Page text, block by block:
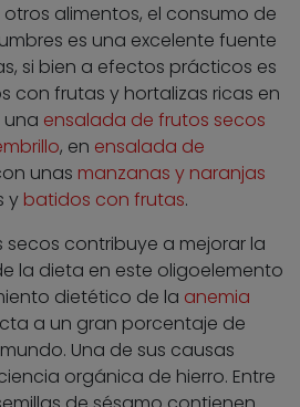
alimentos, el consumo de
es una excelente fuente
si bien a efectos prácticos es
con frutas y hortalizas ricas en
una ensalada de frutos secos
, en ensalada de
unas manzanas y naranjas
y batidos con frutas.
secos contribuye a mejorar la
la dieta en este oligoelemento
dietético de la anemia
a un gran porcentaje de
Una de sus causas
orgánica de hierro. Entre